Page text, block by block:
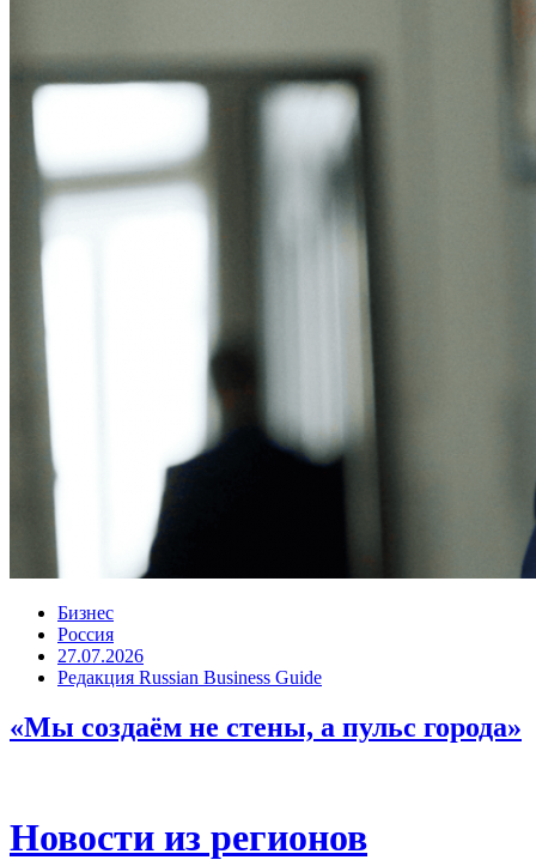
Бизнес
Россия
27.07.2026
Редакция Russian Business Guide
«Мы создаём не стены, а пульс города»
Новости из регионов